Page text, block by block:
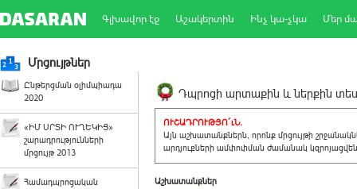
Գլխավոր էջ Աշակերտին Ինչ կա-չկա Մեր
Մրցույթներ
Ընթերցման օլիմպիադա
2020
«ԻՄ ՍՐՏԻ ՈՒՂԵԿԻՑ»
շարադրությունների
մրցույթ 2013
Համադպրոցական
Դպրոցի արտաքին և ներքին
ՈՒՇԱԴՐՈՒԹՅՈ´ւՆ.
Այն աշխատանքներն, որոնք մրցույթի
արդյուքների ամփոփման ժամանակ
Աշխատանքներ